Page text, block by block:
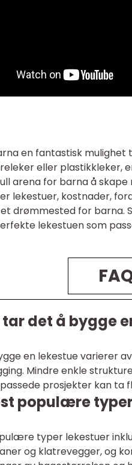
en fantastisk mulighet
eller plastikkleker,
arena for barna å
lekestuer, kostnader,
drømmested for barna.
lekestuen som
det å bygge
en lekestue varierer
Mindre enkle
prosjekter kan ta
populære
typer lekestuer
og klatrevegger, og